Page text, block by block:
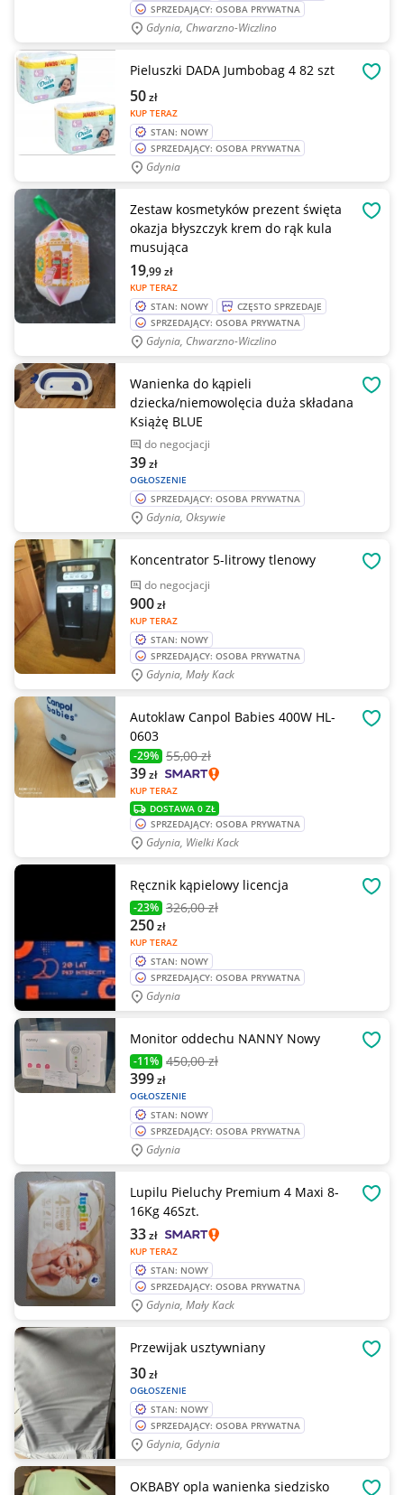
SPRZEDAJĄCY: OSOBA PRYWATNA
Gdynia, Chwarzno-Wiczlino
Pieluszki DADA Jumbobag 4 82 szt
KUP TERAZ
50zł
STAN: NOWY
SPRZEDAJĄCY: OSOBA PRYWATNA
Gdynia
Zestaw kosmetyków prezent święta
okazja błyszczyk krem do rąk kula
musująca
KUP TERAZ
19,99zł
STAN: NOWY
CZĘSTO SPRZEDAJE
SPRZEDAJĄCY: OSOBA PRYWATNA
Gdynia, Chwarzno-Wiczlino
Wanienka do kąpieli
dziecka/niemowolęcia duża składana
Książę BLUE
do negocjacji
OGŁOSZENIE
39zł
SPRZEDAJĄCY: OSOBA PRYWATNA
Gdynia, Oksywie
Koncentrator 5-litrowy tlenowy
do negocjacji
KUP TERAZ
900zł
STAN: NOWY
SPRZEDAJĄCY: OSOBA PRYWATNA
Gdynia, Mały Kack
Autoklaw Canpol Babies 400W HL-
0603
-29% 55,00 zł
KUP TERAZ
39zł
DOSTAWA 0 ZŁ
SPRZEDAJĄCY: OSOBA PRYWATNA
Gdynia, Wielki Kack
Ręcznik kąpielowy licencja
-23% 326,00 zł
KUP TERAZ
250zł
STAN: NOWY
SPRZEDAJĄCY: OSOBA PRYWATNA
Gdynia
Monitor oddechu NANNY Nowy
-11% 450,00 zł
OGŁOSZENIE
399zł
STAN: NOWY
SPRZEDAJĄCY: OSOBA PRYWATNA
Gdynia
Lupilu Pieluchy Premium 4 Maxi 8-
16Kg 46Szt.
KUP TERAZ
33zł
STAN: NOWY
SPRZEDAJĄCY: OSOBA PRYWATNA
Gdynia, Mały Kack
Przewijak usztywniany
OGŁOSZENIE
30zł
STAN: NOWY
SPRZEDAJĄCY: OSOBA PRYWATNA
Gdynia, Gdynia
OKBABY opla wanienka siedzisko